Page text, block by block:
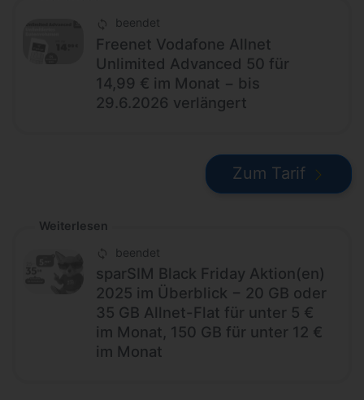
beendet
Freenet Vodafone Allnet
Unlimited Advanced 50 für
14,99 € im Monat − bis
29.6.2026 verlängert
Zum Tarif
Weiterlesen
beendet
sparSIM Black Friday Aktion(en)
2025 im Überblick − 20 GB oder
35 GB Allnet-Flat für unter 5 €
im Monat, 150 GB für unter 12 €
im Monat